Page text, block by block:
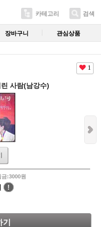
카테고리 검색
장바구니 관심상품
1
사람(남강수)
금:3000원
!